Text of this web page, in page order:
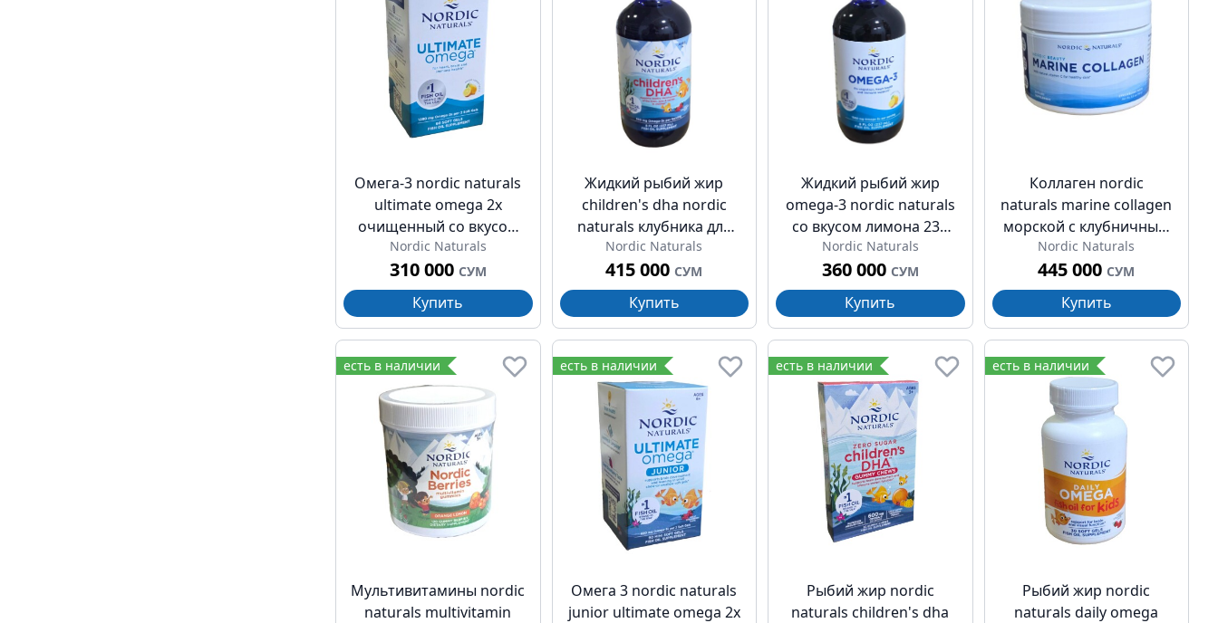
Омега-3 nordic naturals
ultimate omega 2x
очищенный со вкусом
лимона капсулы 1280мг
№60
Nordic Naturals
310 000 СУМ
Купить
Жидкий рыбий жир
children's dha nordic
naturals клубника для
детей 530мг 237мл (8
жидк унции)
Nordic Naturals
415 000 СУМ
Купить
Жидкий рыбий жир
omega-3 nordic naturals
со вкусом лимона 237
мл (8 жидк унции)
Nordic Naturals
360 000 СУМ
Купить
Коллаген nordic
naturals marine collagen
морской с клубничным
ароматом 150г (5.3 жидк
унции)
Nordic Naturals
445 000 СУМ
Купить
есть в наличии
Мультивитамины nordic
naturals multivitamin
есть в наличии
Омега 3 nordic naturals
junior ultimate omega 2x
есть в наличии
Рыбий жир nordic
naturals children's dha
есть в наличии
Рыбий жир nordic
naturals daily omega